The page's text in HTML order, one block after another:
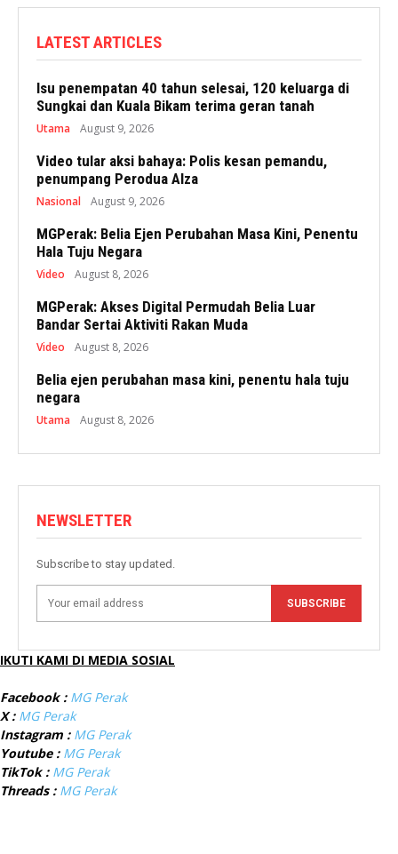
LATEST ARTICLES
Isu penempatan 40 tahun selesai, 120 keluarga di
Sungkai dan Kuala Bikam terima geran tanah
Utama August 9, 2026
Video tular aksi bahaya: Polis kesan pemandu,
penumpang Perodua Alza
Nasional August 9, 2026
MGPerak: Belia Ejen Perubahan Masa Kini, Penentu
Hala Tuju Negara
Video August 8, 2026
MGPerak: Akses Digital Permudah Belia Luar
Bandar Sertai Aktiviti Rakan Muda
Video August 8, 2026
Belia ejen perubahan masa kini, penentu hala tuju
negara
Utama August 8, 2026
NEWSLETTER
Subscribe to stay updated.
SUBSCRIBE
IKUTI KAMI DI MEDIA SOSIAL
Facebook : MG Perak
X : MG Perak
Instagram : MG Perak
Youtube : MG Perak
TikTok : MG Perak
Threads : MG Perak